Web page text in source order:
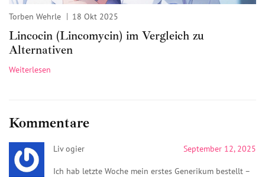
Torben Wehrle 18 Okt 2025
Lincocin (Lincomycin) im Vergleich zu
Alternativen
Weiterlesen
Kommentare
Liv ogier September 12, 2025
Ich hab letzte Woche mein erstes Generikum bestellt –